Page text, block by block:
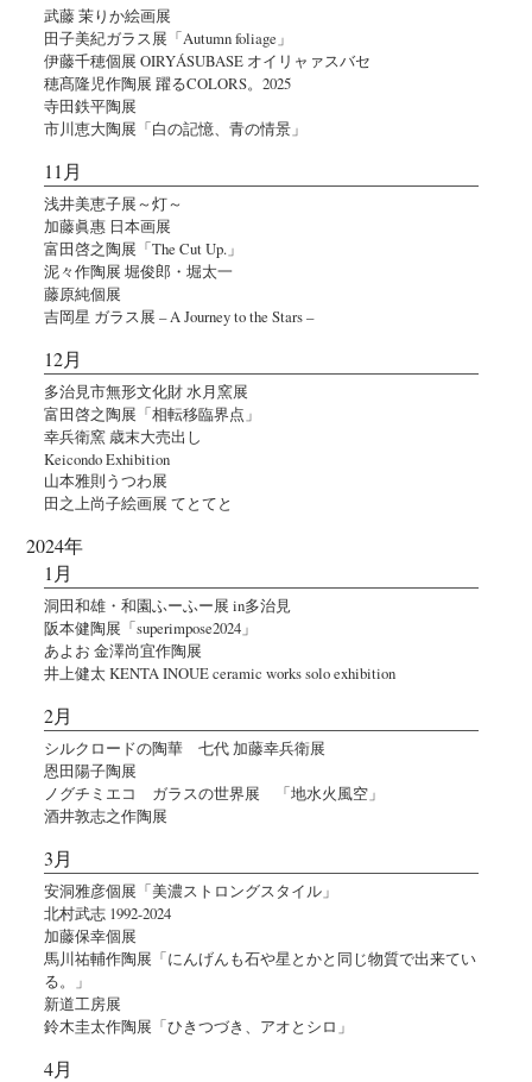
武藤 茉りか絵画展
田子美紀ガラス展「Autumn foliage」
伊藤千穂個展 OIRYÁSUBASE オイリャァスバセ
穂髙隆児作陶展 躍るCOLORS。2025
寺田鉄平陶展
市川恵大陶展「白の記憶、青の情景」
11月
浅井美恵子展～灯～
加藤眞惠 日本画展
富田啓之陶展「The Cut Up.」
泥々作陶展 堀俊郎・堀太一
藤原純個展
吉岡星 ガラス展 – A Journey to the Stars –
12月
多治見市無形文化財 水月窯展
富田啓之陶展「相転移臨界点」
幸兵衛窯 歳末大売出し
Keicondo Exhibition
山本雅則うつわ展
田之上尚子絵画展 てとてと
2024年
1月
洞田和雄・和園ふーふー展 in多治見
阪本健陶展「superimpose2024」
あよお 金澤尚宜作陶展
井上健太 KENTA INOUE ceramic works solo exhibition
2月
シルクロードの陶華 七代 加藤幸兵衛展
恩田陽子陶展
ノグチミエコ ガラスの世界展 「地水火風空」
酒井敦志之作陶展
3月
安洞雅彦個展「美濃ストロングスタイル」
北村武志 1992-2024
加藤保幸個展
馬川祐輔作陶展「にんげんも石や星とかと同じ物質で出来てい
る。」
新道工房展
鈴木圭太作陶展「ひきつづき、アオとシロ」
4月